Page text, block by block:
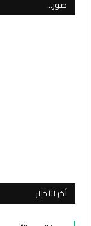
صور…
أخر الأخبار